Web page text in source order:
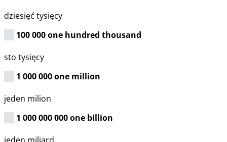
dziesięć tysięcy
100 000 one hundred thousand
sto tysięcy
1 000 000 one million
jeden milion
1 000 000 000 one billion